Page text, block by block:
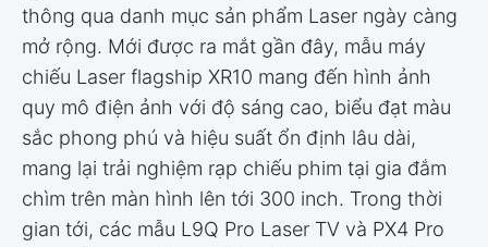
thông qua danh mục sản phẩm Laser ngày càng
mở rộng. Mới được ra mắt gần đây, mẫu máy
chiếu Laser flagship XR10 mang đến hình ảnh
quy mô điện ảnh với độ sáng cao, biểu đạt màu
sắc phong phú và hiệu suất ổn định lâu dài,
mang lại trải nghiệm rạp chiếu phim tại gia đắm
chìm trên màn hình lên tới 300 inch. Trong thời
gian tới, các mẫu L9Q Pro Laser TV và PX4 Pro